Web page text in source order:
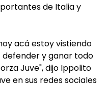
de Italia y
acá estoy vistiendo
y ganar todo
Juve", dijo Ippolito
en sus redes sociales